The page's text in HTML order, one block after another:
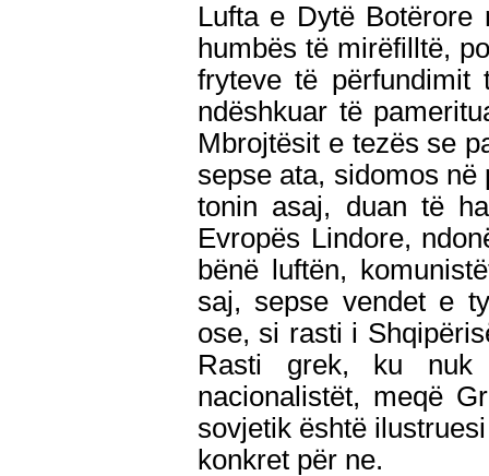
Lufta e Dytë Botërore
humbës të mirëfilltë,
fryteve të
ndëshkuar të
Mbrojtësit e tezës se
sepse ata, sidomos në
tonin asaj, duan të
Evropës Lindore,
bënë luftën,
saj, sepse vendet e
ose, si rasti i
Rasti grek, ku nuk
nacionalistët, meqë
sovjetik është
konkret për ne.